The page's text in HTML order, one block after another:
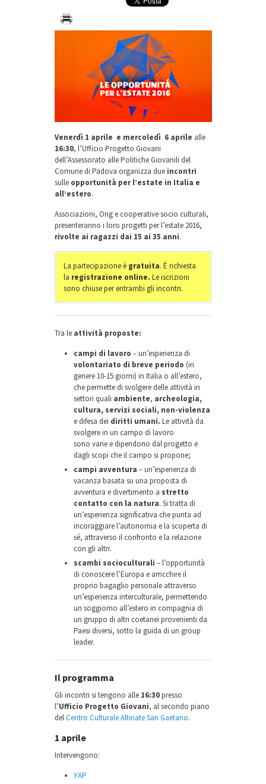
Venerdì 1 aprile e mercoledì 6 aprile alle
16:30, l’Ufficio Progetto Giovani
dell’Assessorato alle Politiche Giovanili del
Comune di Padova organizza due incontri
sulle opportunità per l’estate in Italia e
all’estero.
Associazioni, Ong e cooperative socio culturali,
presenteranno i loro progetti per l’estate 2016,
rivolte ai ragazzi dai 15 ai 35 anni.
La partecipazione è gratuita. È richiesta
la registrazione online. Le iscrizioni
sono chiuse per entrambi gli incontri.
Tra le attività proposte:
campi di lavoro – un’esperienza di
volontariato di breve periodo (in
genere 10-15 giorni) in Italia o all’estero,
che permette di svolgere delle attività in
settori quali ambiente, archeologia,
cultura, servizi sociali, non-violenza
e difesa dei diritti umani. Le attività da
svolgere in un campo di lavoro
sono varie e dipendono dal progetto e
dagli scopi che il campo si propone;
campi avventura – un’esperienza di
vacanza basata su una proposta di
avventura e divertimento a stretto
contatto con la natura. Si tratta di
un’esperienza significativa che punta ad
incoraggiare l’autonomia e la scoperta di
sé, attraverso il confronto e la relazione
con gli altri.
scambi socioculturali – l’opportunità
di conoscere l’Europa e arricchire il
proprio bagaglio personale attraverso
un’esperienza interculturale, permettendo
un soggiorno all’estero in compagnia di
un gruppo di altri coetanei provenienti da
Paesi diversi, sotto la guida di un group
leader.
Il programma
Gli incontri si tengono alle 16:30presso
l’Ufficio Progetto Giovani, al secondo piano
delCentro Culturale Altinate San Gaetano.
1 aprile
Intervengono:
YAP